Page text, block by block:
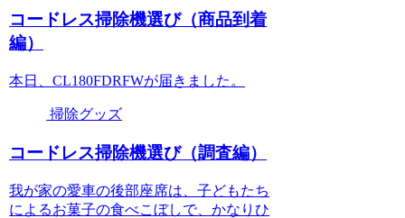
コードレス掃除機選び（商品到着
編）
本日、CL180FDRFWが届きました。
掃除グッズ
コードレス掃除機選び（調査編）
我が家の愛車の後部座席は、子どもたち
によるお菓子の食べこぼしで、かなりひ